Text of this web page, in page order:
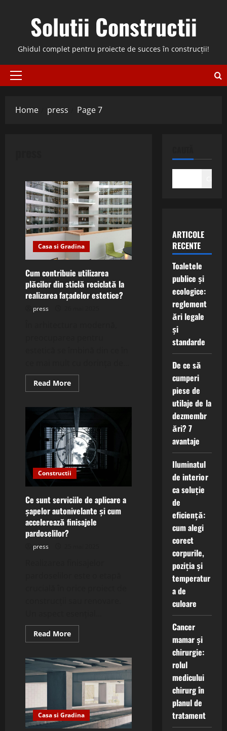
Solutii Constructii
Ghidul complet pentru proiecte de succes în construcții!
Primary
Home press Page 7
Casa si Gradina
Cum contribuie utilizarea
plăcilor din sticlă reciclată la
realizarea fațadelor estetice?
press
Read MoreRead
more
contribuie
utilizarea
plăcilor
din
sticlă
reciclată
la
realizarea
fațadelor
estetice?
Constructii
Ce sunt serviciile de aplicare a
șapelor autonivelante și cum
accelerează finisajele
pardoselilor?
press
Read MoreRead
more
sunt
serviciile
de
aplicare
șapelor
autonivelante
și
cum
accelerează
Casa si Gradina
ARTICOLE
RECENTE
Toaletele
publice și
ecologice:
reglement
ări legale
și
standarde
De ce să
cumperi
piese de
utilaje de la
dezmembr
ări? 7
avantaje
Iluminatul
de interior
ca soluție
de
eficiență:
cum alegi
corect
corpurile,
poziția și
temperatur
a de
culoare
Cancer
mamar și
chirurgie:
rolul
medicului
chirurg în
planul de
tratament